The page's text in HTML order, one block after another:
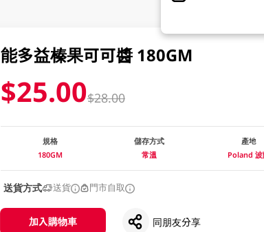
能多益榛果可可醬 180GM
$25.00$28.00
規格
180GM
儲存方式
常溫
產地
Poland 波
送貨方式 送貨 門市自取
加入購物車 同朋友分享